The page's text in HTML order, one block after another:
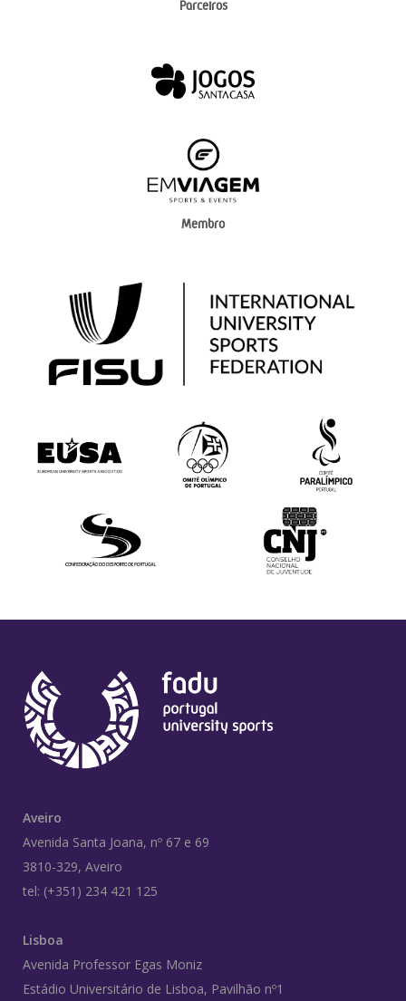
Parceiros
Membro
Aveiro
Avenida Santa Joana, nº 67 e 69
3810-329, Aveiro
tel: (+351) 234 421 125
Lisboa
Avenida Professor Egas Moniz
Estádio Universitário de Lisboa, Pavilhão nº1